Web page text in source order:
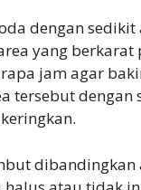
dengan
yang berkarat
jam agar
tersebut